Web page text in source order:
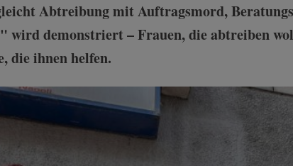
Abtreibung mit Auftragsmord,
wird demonstriert – Frauen, die abtreiben
die ihnen helfen.